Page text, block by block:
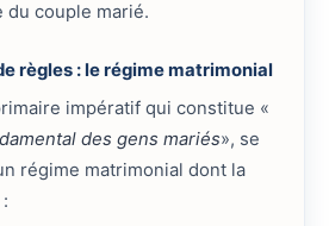
du couple marié.
règles : le régime matrimonial
impératif qui constitue «
des gens mariés», se
régime matrimonial dont la